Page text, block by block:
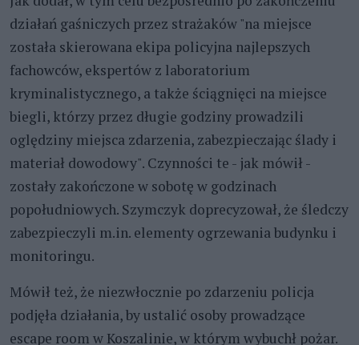
działań gaśniczych przez strażaków "na miejsce
została skierowana ekipa policyjna najlepszych
fachowców, ekspertów z laboratorium
kryminalistycznego, a także ściągnięci na miejsce
biegli, którzy przez długie godziny prowadzili
oględziny miejsca zdarzenia, zabezpieczając ślady i
materiał dowodowy". Czynności te - jak mówił -
zostały zakończone w sobotę w godzinach
popołudniowych. Szymczyk doprecyzował, że śledczy
zabezpieczyli m.in. elementy ogrzewania budynku i
monitoringu.
Mówił też, że niezwłocznie po zdarzeniu policja
podjęła działania, by ustalić osoby prowadzące
escape room w Koszalinie, w którym wybuchł pożar.